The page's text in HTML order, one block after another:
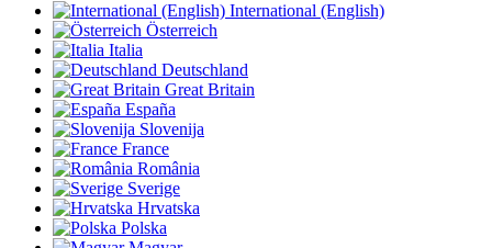
International (English)
Österreich
Italia
Deutschland
Great Britain
España
Slovenija
France
România
Sverige
Hrvatska
Polska